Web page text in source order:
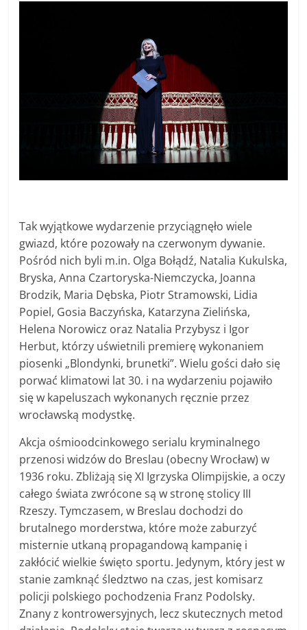
Tak wyjątkowe wydarzenie przyciągnęło wiele
gwiazd, które pozowały na czerwonym dywanie.
Pośród nich byli m.in. Olga Bołądź, Natalia Kukulska,
Bryska, Anna Czartoryska-Niemczycka, Joanna
Brodzik, Maria Dębska, Piotr Stramowski, Lidia
Popiel, Gosia Baczyńska, Katarzyna Zielińska,
Helena Norowicz oraz Natalia Przybysz i Igor
Herbut, którzy uświetnili premierę wykonaniem
piosenki „Blondynki, brunetki”. Wielu gości dało się
porwać klimatowi lat 30. i na wydarzeniu pojawiło
się w kapeluszach wykonanych ręcznie przez
wrocławską modystkę.
Akcja ośmioodcinkowego serialu kryminalnego
przenosi widzów do Breslau (obecny Wrocław) w
1936 roku. Zbliżają się XI Igrzyska Olimpijskie, a oczy
całego świata zwrócone są w stronę stolicy III
Rzeszy. Tymczasem, w Breslau dochodzi do
brutalnego morderstwa, które może zaburzyć
misternie utkaną propagandową kampanię i
zakłócić wielkie święto sportu. Jedynym, który jest w
stanie zamknąć śledztwo na czas, jest komisarz
policji polskiego pochodzenia Franz Podolsky.
Znany z kontrowersyjnych, lecz skutecznych metod